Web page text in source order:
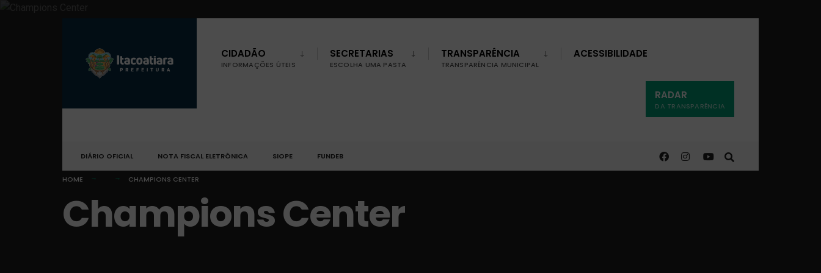
CIDADÃO
INFORMAÇÕES ÚTEIS
SECRETARIAS
ESCOLHA UMA PASTA
TRANSPARÊNCIA
TRANSPARÊNCIA MUNICIPAL
ACESSIBILIDADE
RADAR
DA TRANSPARÊNCIA
DIÁRIO OFICIAL NOTA FISCAL ELETRÔNICA SIOPE FUNDEB
HOME CHAMPIONS CENTER
Champions Center